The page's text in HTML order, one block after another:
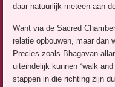
daar natuurlijk meteen aan
Want via de Sacred
relatie opbouwen, maar dan
Precies zoals Bhagavan
uiteindelijk kunnen “walk
stappen in die richting zijn